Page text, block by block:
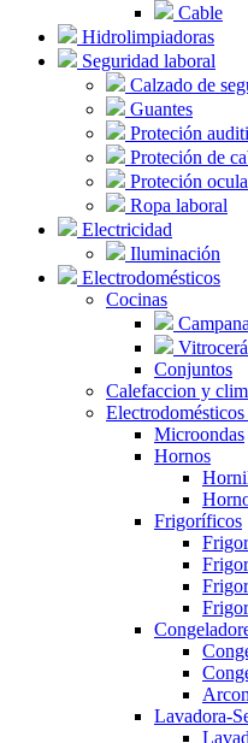
Cable
Hidrolimpiadoras
Seguridad laboral
Calzado de
Guantes
Proteción
Proteción de
Proteción
Ropa laboral
Electricidad
Iluminación
Electrodomésticos
Cocinas
Conjuntos
Calefaccion y
Microondas
Hornos
Frigoríficos
Lavadora-